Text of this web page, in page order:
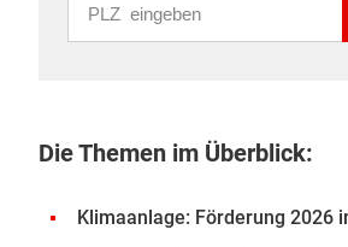
Die Themen im Überblick:
Klimaanlage: Förderung 2026